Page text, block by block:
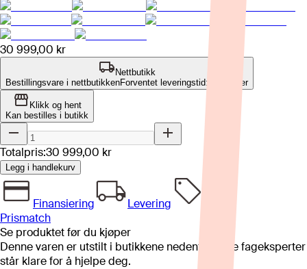
30 999,00 kr
Nettbutikk
Bestillingsvare i nettbutikkenForventet leveringstid: 8-12 uker
Klikk og hent
Kan bestilles i butikk
Totalpris:30 999,00 kr
Legg i handlekurv
Finansiering
Levering
Prismatch
Se produktet før du kjøper
Denne varen er utstilt i butikkene nedenfor. Våre fageksperter
står klare for å hjelpe deg.